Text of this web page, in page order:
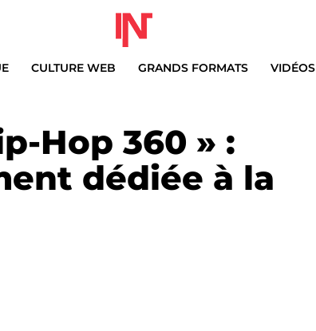
CULTURE WEB GRANDS FORMATS VIDÉOS
Hop 360 » :
dédiée à la